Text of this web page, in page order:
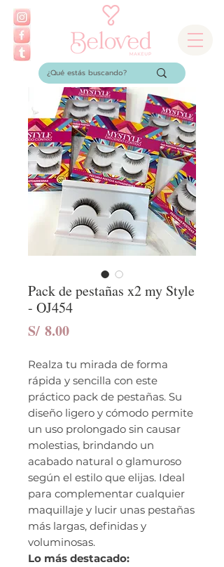
Pack de pestañas x2 my Style
- OJ454
S/ 8.00Precio
Realza tu mirada de forma
rápida y sencilla con este
práctico pack de pestañas. Su
diseño ligero y cómodo permite
un uso prolongado sin causar
molestias, brindando un
acabado natural o glamuroso
según el estilo que elijas. Ideal
para complementar cualquier
maquillaje y lucir unas pestañas
más largas, definidas y
voluminosas.
Lo más destacado: